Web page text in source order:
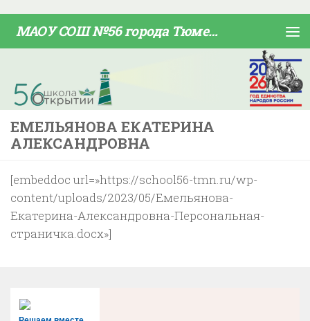
МАОУ СОШ №56 города Тюмени
ЕМЕЛЬЯНОВА ЕКАТЕРИНА
АЛЕКСАНДРОВНА
[embeddoc url=»https://school56-tmn.ru/wp-
content/uploads/2023/05/Емельянова-
Екатерина-Александровна-Персональная-
страничка.docx»]